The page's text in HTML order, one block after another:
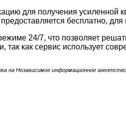
для получения усиленной
бесплатно,
24/7, что позволяет
так как сервис использует
на Независимое информационное